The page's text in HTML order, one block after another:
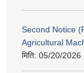
Second Notice
Agricultural
मिति: 05/20/2026